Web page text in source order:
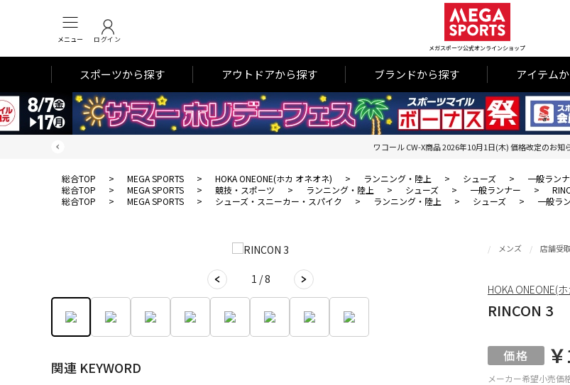
メニュー ログイン
メガスポーツ公式オンラインショップ
スポーツから探す アウトドアから探す ブランドから探す アイテム
ワコール CW-X商品 2026年10月1日(木) 価格改定のお知
総合TOP > MEGA SPORTS > HOKA ONEONE(ホカ オネオネ) > ランニング・陸上 > シューズ > 一般ラン
総合TOP
> MEGA SPORTS > 競技・スポーツ > ランニング・陸上 > シューズ > 一般ランナー >
総合TOP
> MEGA SPORTS > シューズ・スニーカー・スパイク > ランニング・陸上 > シューズ > 一般ラ
1 / 8
関連 KEYWORD
メンズ 店舗受
RINCON 3
メーカー希望小売価
HOKA ONEONE(